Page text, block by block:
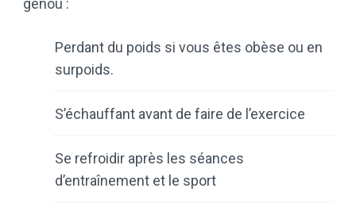
genou :
Perdant du poids si vous êtes obèse ou en
surpoids.
S’échauffant avant de faire de l’exercice
Se refroidir après les séances
d’entraînement et le sport